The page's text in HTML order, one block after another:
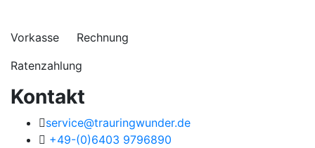
Vorkasse Rechnung
Ratenzahlung
Kontakt
service@trauringwunder.de
+49-(0)6403 9796890